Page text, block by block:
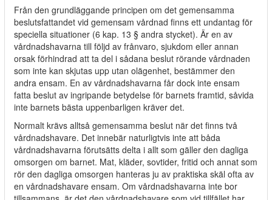
Från den grundläggande principen om det gemensamma
beslutsfattandet vid gemensam vårdnad finns ett undantag för
speciella situationer (6 kap. 13 § andra stycket). Är en av
vårdnadshavarna till följd av frånvaro, sjukdom eller annan
orsak förhindrad att ta del i sådana beslut rörande vårdnaden
som inte kan skjutas upp utan olägenhet, bestämmer den
andra ensam. En av vårdnadshavarna får dock inte ensam
fatta beslut av ingripande betydelse för barnets framtid, såvida
inte barnets bästa uppenbarligen kräver det.
Normalt krävs alltså gemensamma beslut när det finns två
vårdnadshavare. Det innebär naturligtvis inte att båda
vårdnadshavarna förutsätts delta i allt som gäller den dagliga
omsorgen om barnet. Mat, kläder, sovtider, fritid och annat som
rör den dagliga omsorgen hanteras ju av praktiska skäl ofta av
en vårdnadshavare ensam. Om vårdnadshavarna inte bor